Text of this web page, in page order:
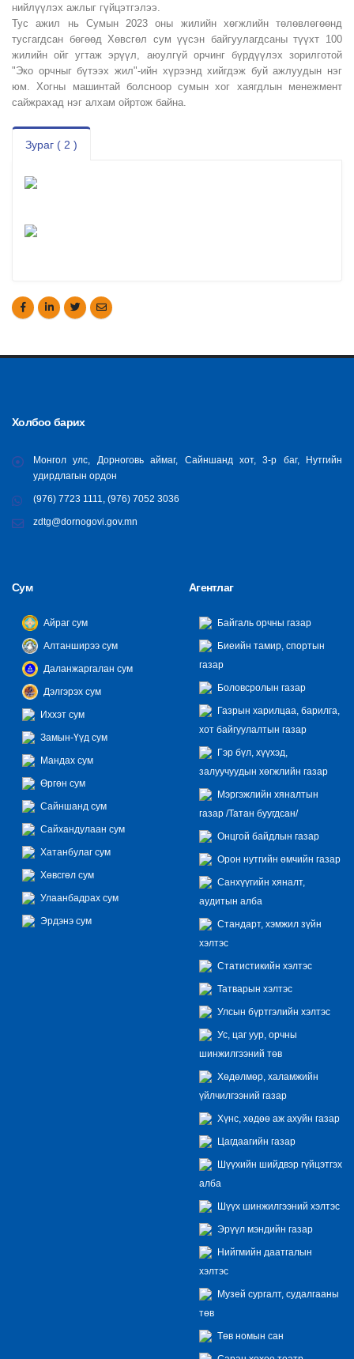
нийлүүлэх ажлыг гүйцэтгэлээ.
Тус ажил нь Сумын 2023 оны жилийн хөгжлийн төлөвлөгөөнд
тусгагдсан бөгөөд Хөвсгөл сум үүсэн байгуулагдсаны түүхт 100
жилийн ойг угтаж эрүүл, аюулгүй орчинг бүрдүүлэх зорилготой
"Эко орчныг бүтээх жил"-ийн хүрээнд хийгдэж буй ажлуудын нэг
юм. Хогны машинтай болсноор сумын хог хаягдлын менежмент
сайжрахад нэг алхам ойртож байна.
Зураг ( 2 )
Холбоо барих
Монгол улс, Дорноговь аймаг, Сайншанд хот, 3-р баг, Нутгийн
удирдлагын ордон
(976) 7723 1111, (976) 7052 3036
zdtg@dornogovi.gov.mn
Сум
Айраг сум
Алтанширээ сум
Даланжаргалан сум
Дэлгэрэх сум
Иххэт сум
Замын-Үүд сум
Мандах сум
Өргөн сум
Сайншанд сум
Сайхандулаан сум
Хатанбулаг сум
Хөвсгөл сум
Улаанбадрах сум
Эрдэнэ сум
Агентлаг
Байгаль орчны газар
Биеийн тамир, спортын
газар
Боловсролын газар
Газрын харилцаа, барилга,
хот байгуулалтын газар
Гэр бүл, хүүхэд,
залуучуудын хөгжлийн газар
Мэргэжлийн хяналтын
газар /Татан буугдсан/
Онцгой байдлын газар
Орон нутгийн өмчийн газар
Санхүүгийн хяналт,
аудитын алба
Стандарт, хэмжил зүйн
хэлтэс
Статистикийн хэлтэс
Татварын хэлтэс
Улсын бүртгэлийн хэлтэс
Ус, цаг уур, орчны
шинжилгээний төв
Хөдөлмөр, халамжийн
үйлчилгээний газар
Хүнс, хөдөө аж ахуйн газар
Цагдаагийн газар
Шүүхийн шийдвэр гүйцэтгэх
алба
Шүүх шинжилгээний хэлтэс
Эрүүл мэндийн газар
Нийгмийн даатгалын
хэлтэс
Музей сургалт, судалгааны
төв
Төв номын сан